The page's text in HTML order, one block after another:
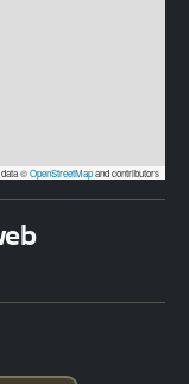
data ©OpenStreetMapand contributors